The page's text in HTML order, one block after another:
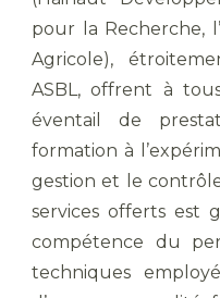
pour la Recherche,
Agricole),
ASBL, offrent à
éventail de
formation à
gestion et le
services offerts est
compétence du
techniques